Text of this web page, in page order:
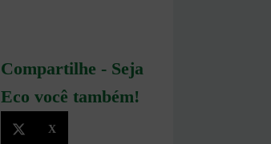
Compartilhe - Seja
Eco você também!
X